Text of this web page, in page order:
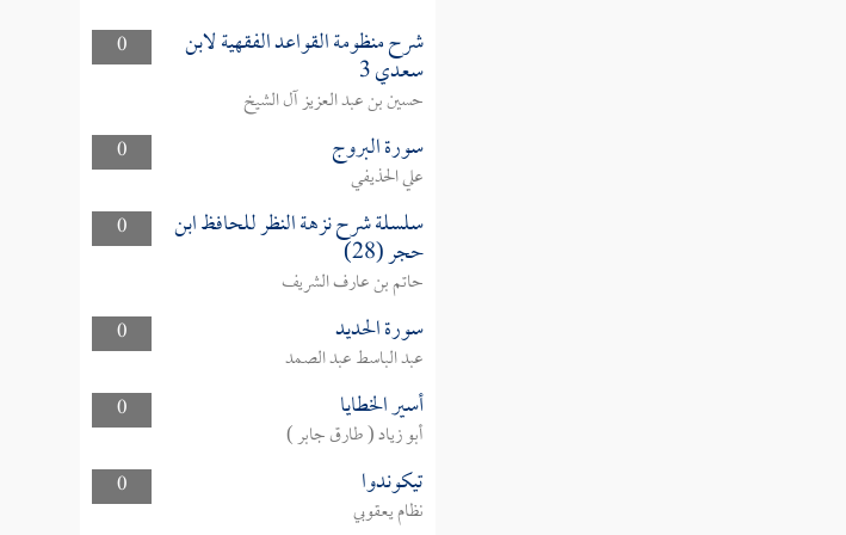
0 شرح منظومة القواعد الفقهية لابن
سعدي 3
حسين بن عبد العزيز آل الشيخ
0
سورة البروج
علي الحذيفي
0
سلسلة شرح نزهة النظر للحافظ ابن
حجر (28)
حاتم بن عارف الشريف
0
سورة الحديد
عبد الباسط عبد الصمد
0
أسير الخطايا
أبو زياد ( طارق جابر )
0
تيكوندوا
نظام يعقوبي